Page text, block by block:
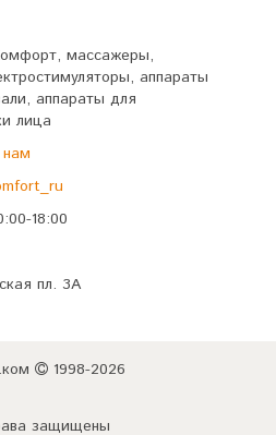
массажеры,
аппараты
аппараты для
лица
нам
18:00
пл. 3А
1998-2026
защищены